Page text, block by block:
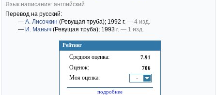
Рейтинг
Средняя оценка: 7.91
Оценок: 706
Моя оценка: -
подробнее
Язык написания: английский
Перевод на русский:
— А. Лисочкин (Ревущая труба); 1992 г. — 4 изд.
— И. Маныч (Ревущая труба); 1993 г. — 1 изд.